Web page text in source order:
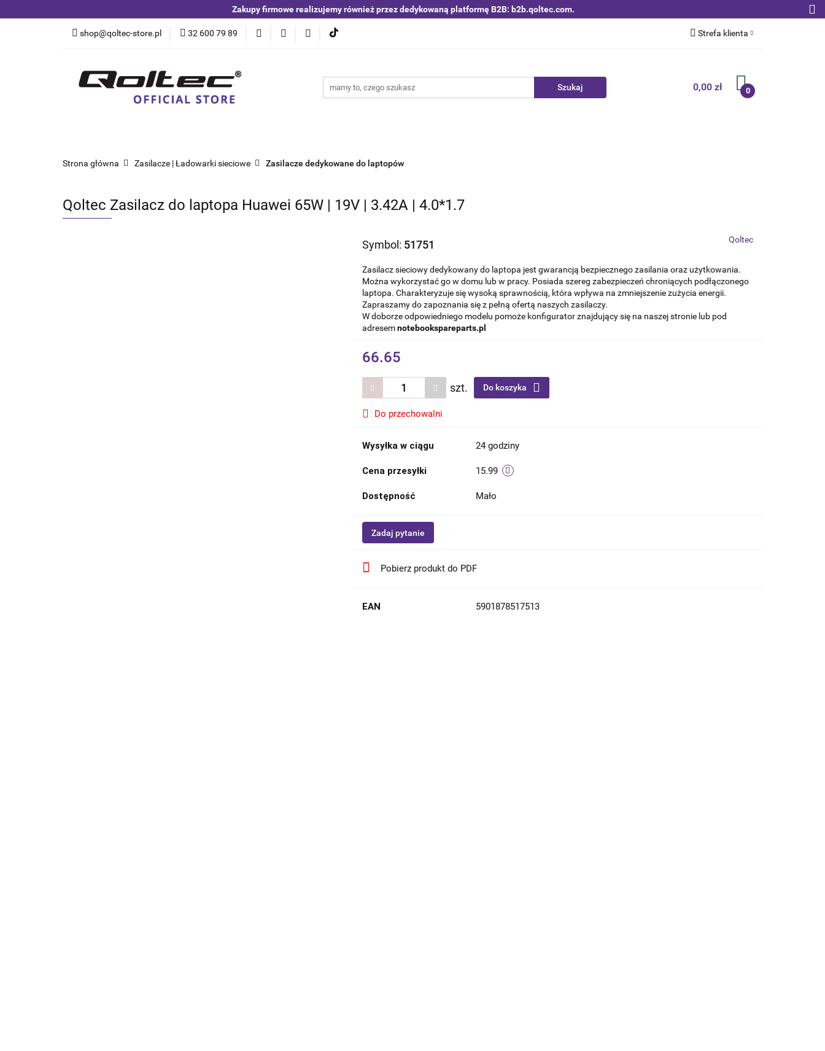
Zakupy firmowe realizujemy również przez dedykowaną platformę B2B: b2b.qoltec.com.
shop@qoltec-store.pl 32 600 79 89 Strefa klienta
Zarejestruj się
0,00 zł 0
Blog
Kategorie Czujniki i detektory Switche | Ethernet Anteny LTE 4G 5G
Strona główna Zasilacze | Ładowarki sieciowe Zasilacze dedykowane do laptopów
Qoltec Zasilacz do laptopa Huawei 65W | 19V | 3.42A | 4.0*1.7
Symbol: 51751 Qoltec
Zasilacz sieciowy dedykowany do laptopa jest gwarancją bezpiecznego zasilania oraz użytkowania.
Można wykorzystać go w domu lub w pracy. Posiada szereg zabezpieczeń chroniących podłączonego
laptopa. Charakteryzuje się wysoką sprawnością, która wpływa na zmniejszenie zużycia energii.
Zapraszamy do zapoznania się z pełną ofertą naszych zasilaczy.
W doborze odpowiedniego modelu pomoże konfigurator znajdujący się na naszej stronie lub pod
adresemnotebookspareparts.pl
66.65
szt. Do koszyka
Do przechowalni
Wysyłka w ciągu 24 godziny
Cena przesyłki 15.99
Dostępność Mało
Zadaj pytanie
Pobierz produkt do PDF
EAN 5901878517513